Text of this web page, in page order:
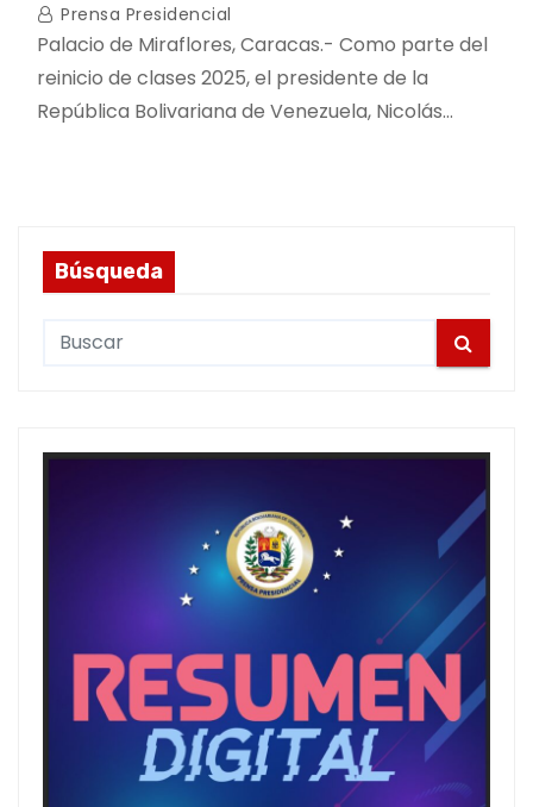
Prensa Presidencial
Palacio de Miraflores, Caracas.- Como parte del
reinicio de clases 2025, el presidente de la
República Bolivariana de Venezuela, Nicolás…
Búsqueda
c